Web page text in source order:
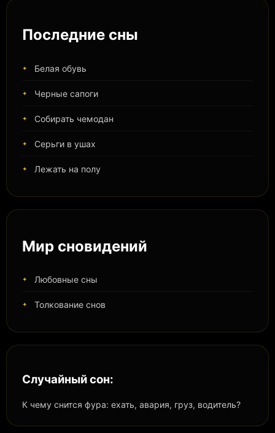
Последние сны
Белая обувь
Черные сапоги
Собирать чемодан
Серьги в ушах
Лежать на полу
Мир сновидений
Любовные сны
Толкование снов
Случайный сон:
К чему снится фура: ехать, авария, груз, водитель?